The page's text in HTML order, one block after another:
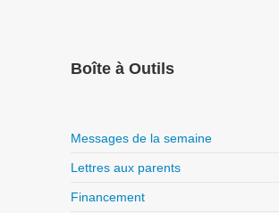
Boîte à Outils
Messages de la semaine
Lettres aux parents
Financement